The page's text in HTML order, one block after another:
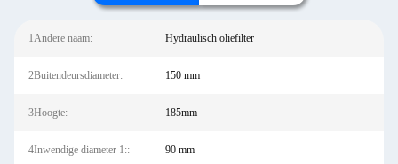
1Andere naam: Hydraulisch oliefilter
2Buitendeursdiameter: 150 mm
3Hoogte: 185mm
4Inwendige diameter 1:: 90 mm